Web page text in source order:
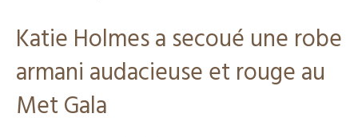
Katie Holmes a secoué une robe
armani audacieuse et rouge au
Met Gala